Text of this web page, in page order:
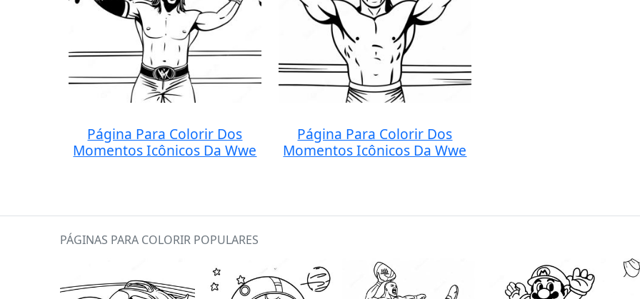
Página Para Colorir Dos
Momentos Icônicos Da Wwe
Página Para Colorir Dos
Momentos Icônicos Da Wwe
PÁGINAS PARA COLORIR POPULARES